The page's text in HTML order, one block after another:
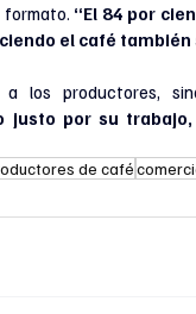
formato. “El 84 por
el café
justo por su
de café